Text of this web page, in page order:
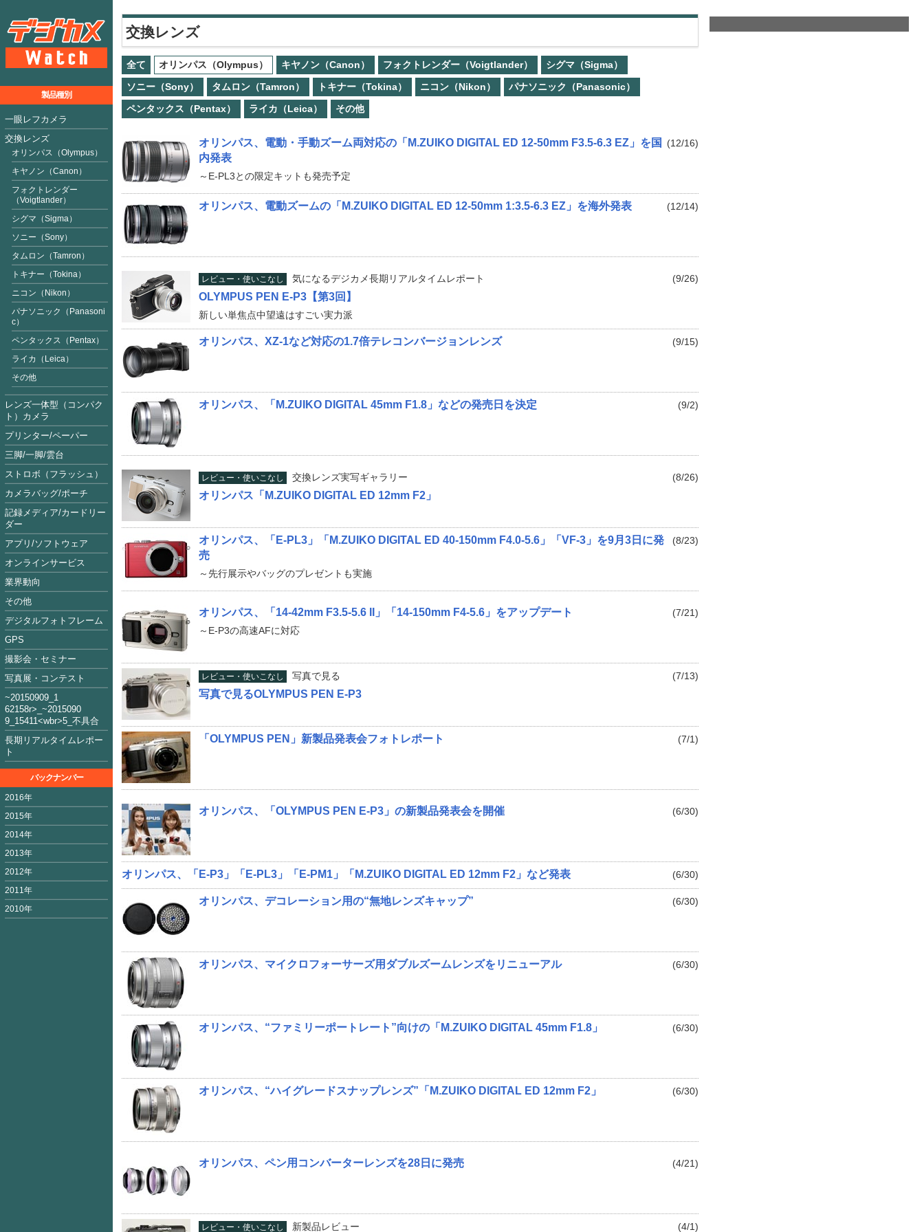
交換レンズ
全て オリンパス（Olympus） キヤノン（Canon） フォクトレンダー（Voigtlander）
シグマ（Sigma）
ソニー（Sony）
タムロン（Tamron） トキナー（Tokina） ニコン（Nikon）
パナソニック（Panasonic）
ペンタックス（Pentax）
ライカ（Leica） その他
(12/16)
オリンパス、電動・手動ズーム両対応の「M.ZUIKO DIGITAL ED 12-50mm F3.5-6.3 EZ」を国
内発表
～E-PL3との限定キットも発売予定
(12/14)
オリンパス、電動ズームの「M.ZUIKO DIGITAL ED 12-50mm 1:3.5-6.3 EZ」を海外発表
(9/26)
レビュー・使いこなし 気になるデジカメ長期リアルタイムレポート
OLYMPUS PEN E-P3【第3回】
新しい単焦点中望遠はすごい実力派
(9/15)
オリンパス、XZ-1など対応の1.7倍テレコンバージョンレンズ
(9/2)
オリンパス、「M.ZUIKO DIGITAL 45mm F1.8」などの発売日を決定
(8/26)
レビュー・使いこなし 交換レンズ実写ギャラリー
オリンパス「M.ZUIKO DIGITAL ED 12mm F2」
(8/23)
オリンパス、「E-PL3」「M.ZUIKO DIGITAL ED 40-150mm F4.0-5.6」「VF-3」を9月3日に発
売
～先行展示やバッグのプレゼントも実施
(7/21)
オリンパス、「14-42mm F3.5-5.6 II」「14-150mm F4-5.6」をアップデート
～E-P3の高速AFに対応
(7/13)
レビュー・使いこなし 写真で見る
写真で見るOLYMPUS PEN E-P3
(7/1)
「OLYMPUS PEN」新製品発表会フォトレポート
(6/30)
オリンパス、「OLYMPUS PEN E-P3」の新製品発表会を開催
(6/30)
オリンパス、「E-P3」「E-PL3」「E-PM1」「M.ZUIKO DIGITAL ED 12mm F2」など発表
(6/30)
オリンパス、デコレーション用の“無地レンズキャップ”
(6/30)
オリンパス、マイクロフォーサーズ用ダブルズームレンズをリニューアル
(6/30)
オリンパス、“ファミリーポートレート”向けの「M.ZUIKO DIGITAL 45mm F1.8」
(6/30)
オリンパス、“ハイグレードスナップレンズ”「M.ZUIKO DIGITAL ED 12mm F2」
(4/21)
オリンパス、ペン用コンバーターレンズを28日に発売
(4/1)
レビュー・使いこなし 新製品レビュー
製品種別
一眼レフカメラ
交換レンズ
オリンパス（Olympus）
キヤノン（Canon）
フォクトレンダー
（Voigtlander）
シグマ（Sigma）
ソニー（Sony）
タムロン（Tamron）
トキナー（Tokina）
ニコン（Nikon）
パナソニック（Panasoni
c）
ペンタックス（Pentax）
ライカ（Leica）
その他
レンズ一体型（コンパク
ト）カメラ
プリンター/ペーパー
三脚/一脚/雲台
ストロボ（フラッシュ）
カメラバッグ/ポーチ
記録メディア/カードリー
ダー
アプリ/ソフトウェア
オンラインサービス
業界動向
その他
デジタルフォトフレーム
GPS
撮影会・セミナー
写真展・コンテスト
~20150909_1
62158r>_~2015090
9_15411<wbr>5_不具合
長期リアルタイムレポー
ト
バックナンバー
2016年
2015年
2014年
2013年
2012年
2011年
2010年